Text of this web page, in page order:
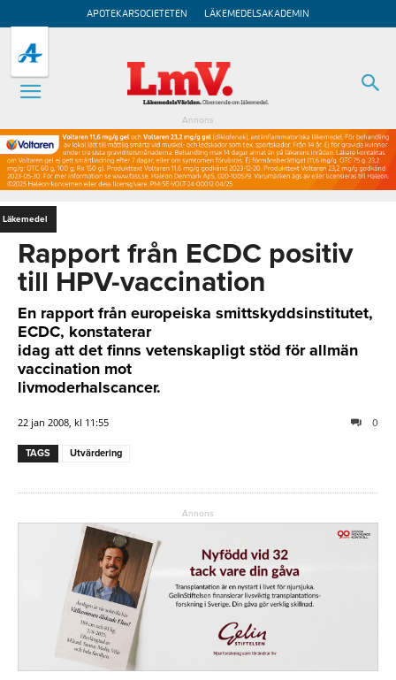
APOTEKARSOCIETETEN LÄKEMEDELSAKADEMIN
Annons
Läkemedel
Rapport från ECDC positiv
till HPV-vaccination
En rapport från europeiska smittskyddsinstitutet,
ECDC, konstaterar
idag att det finns vetenskapligt stöd för allmän
vaccination mot
livmoderhalscancer.
22 jan 2008, kl 11:55 0
TAGS Utvärdering
Annons